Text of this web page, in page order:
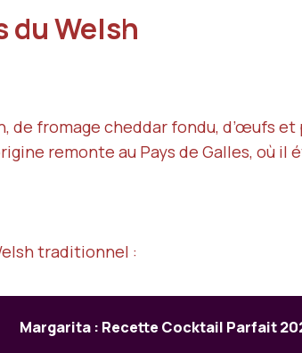
Welsh
fromage cheddar fondu, d’œufs
remonte au Pays de Galles, où
traditionnel :
Margarita : Recette Cocktail Parfait